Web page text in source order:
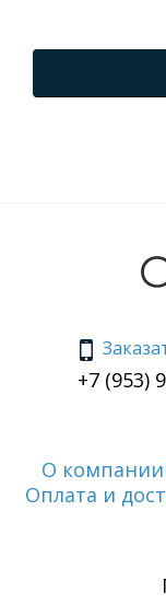
+7 (953)
О компании
Оплата и